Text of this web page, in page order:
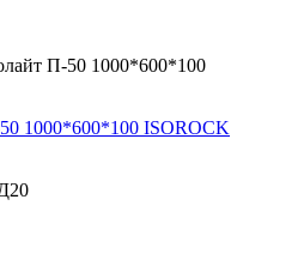
1000*600*100 ISOROCK